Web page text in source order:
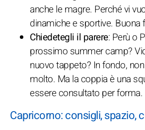
anche le magre. Perché vi
dinamiche e sportive. Buona
Chiedetegli il parere: Perù o
prossimo summer camp?
nuovo tappeto? In fondo,
molto. Ma la coppia è una
essere consultato per forma.
Capricorno: consigli, spazio,